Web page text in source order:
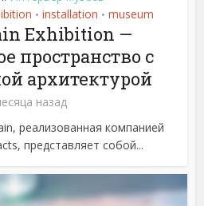
• installation • museum
Exhibition —
пространство с
архитектурой
назад
реализованная компанией
представляет собой...